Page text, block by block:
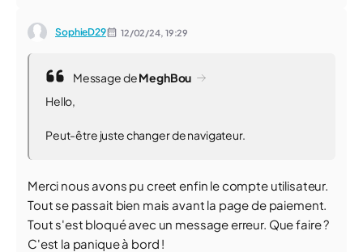
SophieD29 12/02/24, 19:29
Message deMeghBou
Hello,
Peut-être juste changer de navigateur.
Merci nous avons pu creet enfin le compte utilisateur.
Tout se passait bien mais avant la page de paiement.
Tout s'est bloqué avec un message erreur. Que faire ?
C'est la panique à bord !